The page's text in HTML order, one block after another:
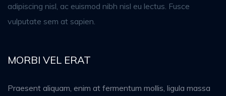
adipiscing nisl, ac euismod nibh nisl eu lectus. Fusce
vulputate sem at sapien.
MORBI VEL ERAT
Praesent aliquam, enim at fermentum mollis, ligula massa